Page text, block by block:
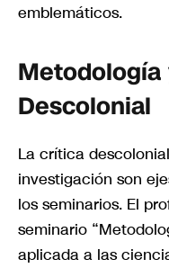
emblemáticos.
Descolonial
La crítica
investigación son
los seminarios. El
seminario
aplicada a las